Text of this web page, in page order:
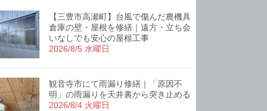
【三豊市高瀬町】台風で傷んだ農機具
倉庫の壁・屋根を修繕｜遠方・立ち会
いなしでも安心の屋根工事
2026/8/5 水曜日
観音寺市にて雨漏り修繕｜「原因不
明」の雨漏りを天井裏から突き止める
2026/8/4 火曜日